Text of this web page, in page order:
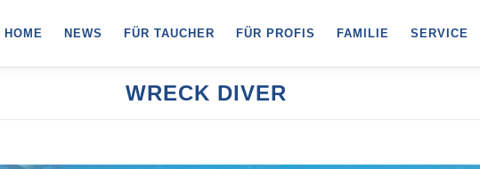
HOME NEWS FÜR TAUCHER FÜR PROFIS FAMILIE SERVICE
WRECK DIVER